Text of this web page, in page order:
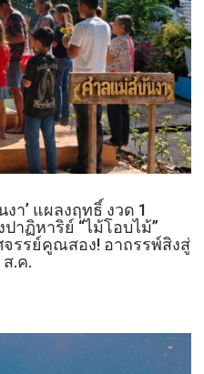
า’ แผลงฤทธิ์ งวด 1
าฏิหาริย์ “ไม้โอบไม้”
รรย์คูณสอง! อาถรรพ์สิงสู่
.ค.​